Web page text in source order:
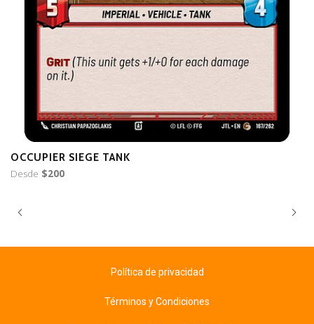
OCCUPIER SIEGE TANK
Desde $200
Política de privacidad
Términos y Condiciones